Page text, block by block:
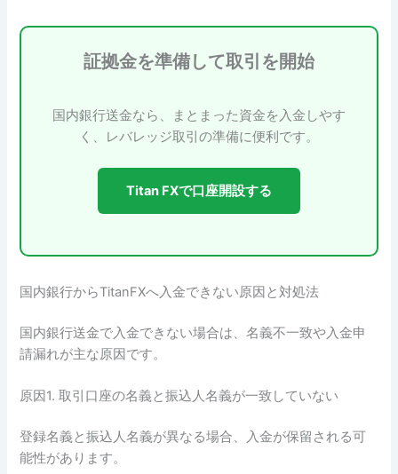
証拠金を準備して取引を開始
国内銀行送金なら、まとまった資金を入金しやす
く、レバレッジ取引の準備に便利です。
Titan FXで口座開設する
国内銀行からTitanFXへ入金できない原因と対処法
国内銀行送金で入金できない場合は、名義不一致や入金申
請漏れが主な原因です。
原因1. 取引口座の名義と振込人名義が一致していない
登録名義と振込人名義が異なる場合、入金が保留される可
能性があります。